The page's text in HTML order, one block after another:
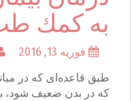
به كمك
فوریه 13, 2016
طبق قاعده‌ای که در
که در بدن ضعیف شود،